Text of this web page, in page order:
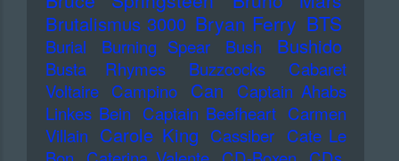
Brutalismus 3000 Bryan Ferry BTS
Burial Burning Spear Bush Bushido
Busta Rhymes Buzzcocks
Cabaret
Voltaire Campino Can
Captain Ahabs
Linkes Bein Captain Beefheart Carmen
Villain Carole King Cassiber Cate Le